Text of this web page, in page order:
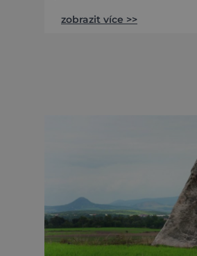
než Stonehenge. Jak tyto
zobrazit více >>